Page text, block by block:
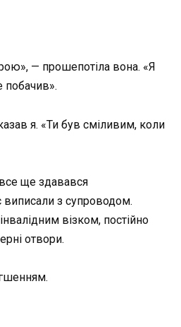
— прошепотіла вона. «Я
побачив».
я. «Ти був сміливим, коли
ще здавався
з супроводом.
візком, постійно
отвори.